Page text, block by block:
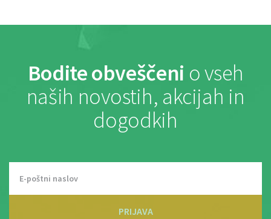
Bodite obveščeni o vseh
naših novostih, akcijah in
dogodkih
PRIJAVA